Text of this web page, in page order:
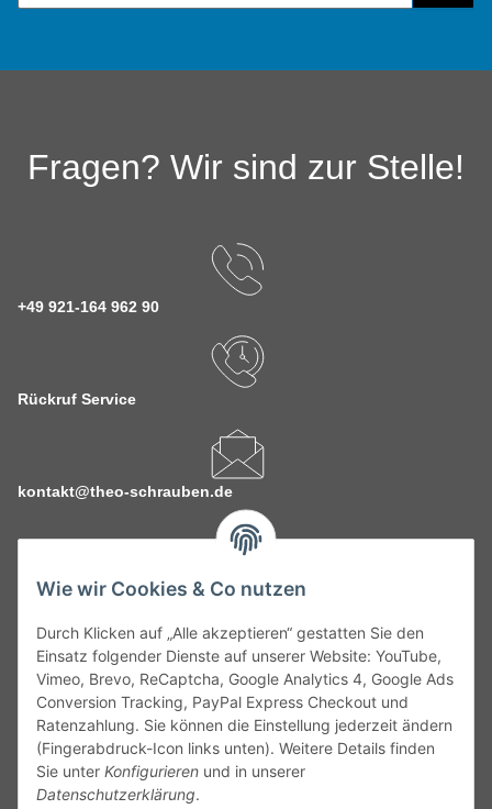
Wie wir Cookies & Co nutzen
Durch Klicken auf „Alle akzeptieren“ gestatten Sie den
Einsatz folgender Dienste auf unserer Website: YouTube,
Vimeo, Brevo, ReCaptcha, Google Analytics 4, Google Ads
Conversion Tracking, PayPal Express Checkout und
Ratenzahlung. Sie können die Einstellung jederzeit ändern
(Fingerabdruck-Icon links unten). Weitere Details finden
Sie unter Konfigurieren und in unserer
Datenschutzerklärung.
Fragen? Wir sind zur Stelle!
+49 921-164 962 90
Rückruf Service
kontakt@theo-schrauben.de
Service
Gesetzliche Informationen
Alle technischen Angaben ohne Gewähr. Irrtümer und fehlerhafte
Angaben vorbehalten. Wenn Sie Datenblätter oder spezielle